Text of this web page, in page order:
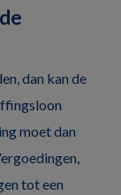
dan kan de
moet dan
tot een